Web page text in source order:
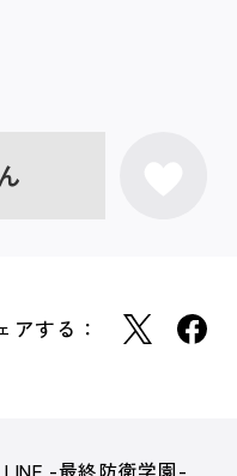
アする：
LINE -最終防衛学園-